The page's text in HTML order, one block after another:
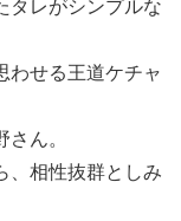
タレがシンプルな
わせる王道ケチャ
ん。
、相性抜群としみ